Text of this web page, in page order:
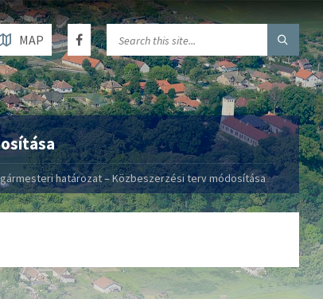
MAP
határozat – Közbeszerzési terv módosítása